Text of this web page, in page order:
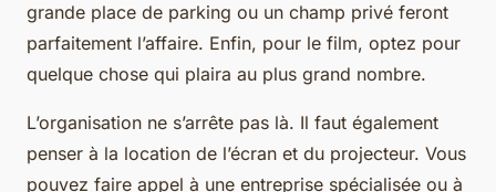
grande place de parking ou un champ privé feront
parfaitement l’affaire. Enfin, pour le film, optez pour
quelque chose qui plaira au plus grand nombre.
L’organisation ne s’arrête pas là. Il faut également
penser à la location de l’écran et du projecteur. Vous
pouvez faire appel à une entreprise spécialisée ou à